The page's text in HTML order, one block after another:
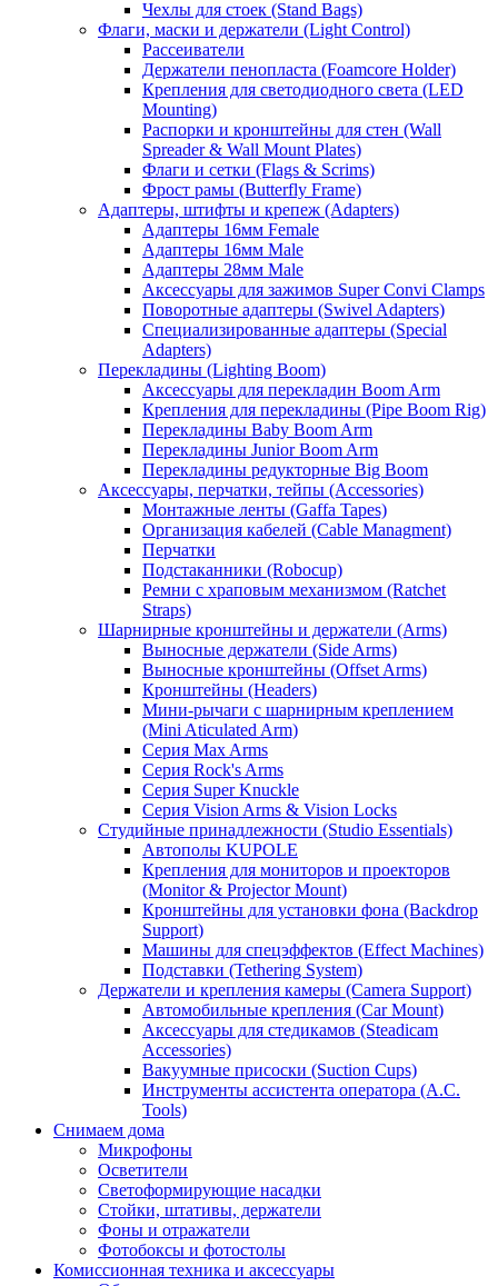
Чехлы для стоек (Stand Bags)
Флаги, маски и держатели (Light Control)
Рассеиватели
Держатели пенопласта (Foamcore Holder)
Крепления для светодиодного света (LED
Mounting)
Распорки и кронштейны для стен (Wall
Spreader & Wall Mount Plates)
Флаги и сетки (Flags & Scrims)
Фрост рамы (Butterfly Frame)
Адаптеры, штифты и крепеж (Adapters)
Адаптеры 16мм Female
Адаптеры 16мм Male
Адаптеры 28мм Male
Аксессуары для зажимов Super Convi Clamps
Поворотные адаптеры (Swivel Adapters)
Специализированные адаптеры (Special
Adapters)
Перекладины (Lighting Boom)
Аксессуары для перекладин Boom Arm
Крепления для перекладины (Pipe Boom Rig)
Перекладины Baby Boom Arm
Перекладины Junior Boom Arm
Перекладины редукторные Big Boom
Аксессуары, перчатки, тейпы (Accessories)
Монтажные ленты (Gaffa Tapes)
Организация кабелей (Cable Managment)
Перчатки
Подстаканники (Robocup)
Ремни с храповым механизмом (Ratchet
Straps)
Шарнирные кронштейны и держатели (Arms)
Выносные держатели (Side Arms)
Выносные кронштейны (Offset Arms)
Кронштейны (Headers)
Мини-рычаги с шарнирным креплением
(Mini Aticulated Arm)
Серия Max Arms
Серия Rock's Arms
Серия Super Knuckle
Серия Vision Arms & Vision Locks
Студийные принадлежности (Studio Essentials)
Автополы KUPOLE
Крепления для мониторов и проекторов
(Monitor & Projector Mount)
Кронштейны для установки фона (Backdrop
Support)
Машины для спецэффектов (Effect Machines)
Подставки (Tethering System)
Держатели и крепления камеры (Camera Support)
Автомобильные крепления (Car Mount)
Аксессуары для стедикамов (Steadicam
Accessories)
Вакуумные присоски (Suction Cups)
Инструменты ассистента оператора (A.C.
Tools)
Снимаем дома
Микрофоны
Осветители
Светоформирующие насадки
Стойки, штативы, держатели
Фоны и отражатели
Фотобоксы и фотостолы
Комиссионная техника и аксессуары